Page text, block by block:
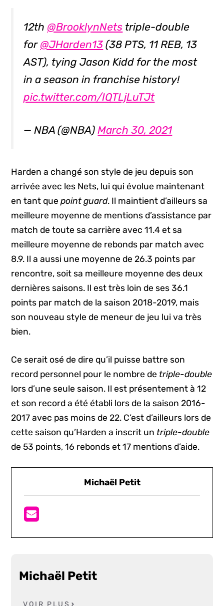
12th @BrooklynNets triple-double
for @JHarden13 (38 PTS, 11 REB, 13
AST), tying Jason Kidd for the most
in a season in franchise history!
pic.twitter.com/IQTLjLuTJt
— NBA (@NBA)March 30, 2021
Harden a changé son style de jeu depuis son
arrivée avec les Nets, lui qui évolue maintenant
en tant quepoint guard. Il maintient d’ailleurs sa
meilleure moyenne de mentions d’assistance par
match de toute sa carrière avec 11.4 et sa
meilleure moyenne de rebonds par match avec
8.9. Il a aussi une moyenne de 26.3 points par
rencontre, soit sa meilleure moyenne des deux
dernières saisons. Il est très loin de ses 36.1
points par match de la saison 2018-2019, mais
son nouveau style de meneur de jeu lui va très
bien.
Ce serait osé de dire qu’il puisse battre son
record personnel pour le nombre de triple-double
lors d’une seule saison. Il est présentement à 12
et son record a été établi lors de la saison 2016-
2017 avec pas moins de 22. C’est d’ailleurs lors de
cette saison qu’Harden a inscrit un triple-double
de 53 points, 16 rebonds et 17 mentions d’aide.
Michaël Petit
Michaël Petit
VOIR PLUS